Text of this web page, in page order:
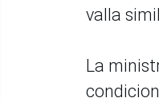
valla
La